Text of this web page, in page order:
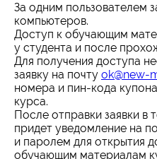
За одним пользователем
компьютеров.
Доступ к обучающим
у студента и после
Для получения доступа
заявку на почту ok@new-
номера и пин-кода
курса.
После отправки заявки в
придет уведомление на
и паролем для открытия
обучающим материалам